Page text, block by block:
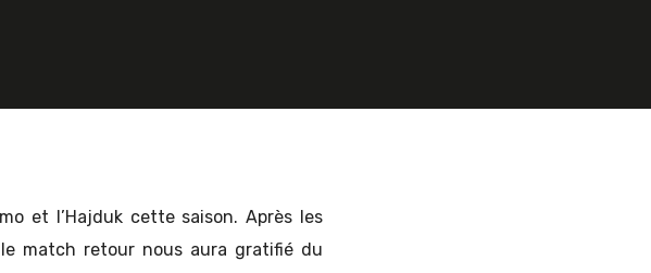
et l’Hajduk cette saison. Après les
match retour nous aura gratifié du